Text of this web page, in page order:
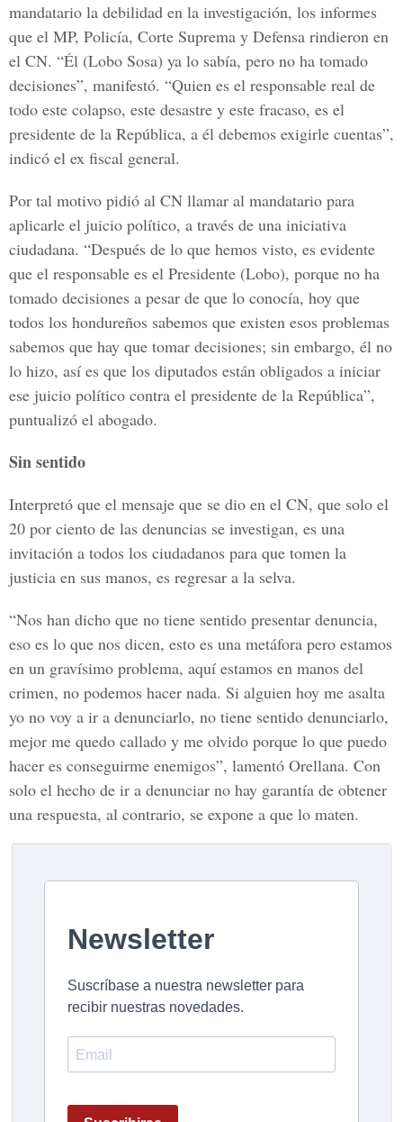
mandatario la debilidad en la investigación, los informes
que el MP, Policía, Corte Suprema y Defensa rindieron en
el CN. “Él (Lobo Sosa) ya lo sabía, pero no ha tomado
decisiones”, manifestó. “Quien es el responsable real de
todo este colapso, este desastre y este fracaso, es el
presidente de la República, a él debemos exigirle cuentas”,
indicó el ex fiscal general.
Por tal motivo pidió al CN llamar al mandatario para
aplicarle el juicio político, a través de una iniciativa
ciudadana. “Después de lo que hemos visto, es evidente
que el responsable es el Presidente (Lobo), porque no ha
tomado decisiones a pesar de que lo conocía, hoy que
todos los hondureños sabemos que existen esos problemas
sabemos que hay que tomar decisiones; sin embargo, él no
lo hizo, así es que los diputados están obligados a iniciar
ese juicio político contra el presidente de la República”,
puntualizó el abogado.
Sin sentido
Interpretó que el mensaje que se dio en el CN, que solo el
20 por ciento de las denuncias se investigan, es una
invitación a todos los ciudadanos para que tomen la
justicia en sus manos, es regresar a la selva.
“Nos han dicho que no tiene sentido presentar denuncia,
eso es lo que nos dicen, esto es una metáfora pero estamos
en un gravísimo problema, aquí estamos en manos del
crimen, no podemos hacer nada. Si alguien hoy me asalta
yo no voy a ir a denunciarlo, no tiene sentido denunciarlo,
mejor me quedo callado y me olvido porque lo que puedo
hacer es conseguirme enemigos”, lamentó Orellana. Con
solo el hecho de ir a denunciar no hay garantía de obtener
una respuesta, al contrario, se expone a que lo maten.